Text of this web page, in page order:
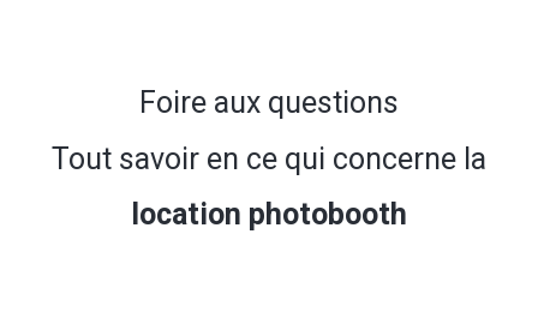
Foire aux questions
Tout savoir en ce qui concerne la
location photobooth